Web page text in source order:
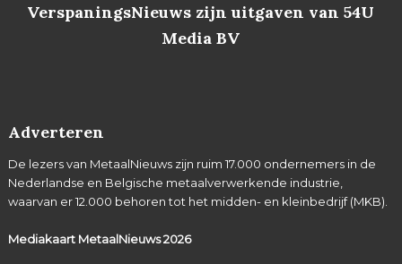
VerspaningsNieuws zijn uitgaven van 54U
Media BV
Adverteren
De lezers van MetaalNieuws zijn ruim 17.000 ondernemers in de
Nederlandse en Belgische metaalverwerkende industrie,
waarvan er 12.000 behoren tot het midden- en kleinbedrijf (MKB).
Mediakaart MetaalNieuws2026